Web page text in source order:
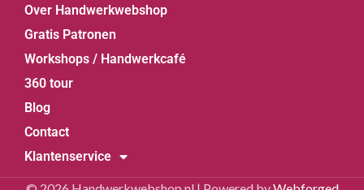
Over Handwerkwebshop
Gratis Patronen
Workshops / Handwerkcafé
360 tour
Blog
Contact
Klantenservice